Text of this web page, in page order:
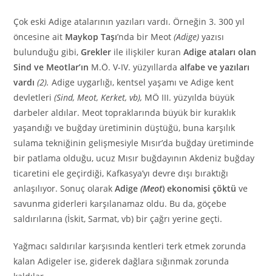
Çok eski Adige atalarının yazıları vardı. Örneğin 3. 300 yıl
öncesine ait Maykop Taşı’nda bir Meot(Adige) yazısı
bulunduğu gibi,Grekler ile ilişkiler kuranAdige ataları olan
Sind ve Meotlar’ın M.Ö. V-IV. yüzyıllarda alfabe ve yazıları
vardı (2).Adige uygarlığı, kentsel yaşamı ve Adige kent
devletleri(Sind, Meot, Kerket, vb), MÖ III. yüzyılda büyük
darbeler aldılar. Meot topraklarında büyük bir kuraklık
yaşandığı ve buğday üretiminin düştüğü, buna karşılık
sulama tekniğinin gelişmesiyle Mısır’da buğday üretiminde
bir patlama olduğu, ucuz Mısır buğdayının Akdeniz buğday
ticaretini ele geçirdiği, Kafkasya’yı devre dışı bıraktığı
anlaşılıyor. Sonuç olarakAdige(Meot) ekonomisi çöktü ve
savunma giderleri karşılanamaz oldu. Bu da, göçebe
saldırılarına (İskit, Sarmat, vb) bir çağrı yerine geçti.
Yağmacı saldırılar karşısında kentleri terk etmek zorunda
kalan Adigeler ise, giderek dağlara sığınmak zorunda